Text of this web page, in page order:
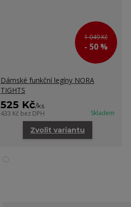
1 049 Kč
- 50 %
Dámské funkční legíny NORA
TIGHTS
525 Kč/ks
433 Kč bez DPH Skladem
Zvolit variantu